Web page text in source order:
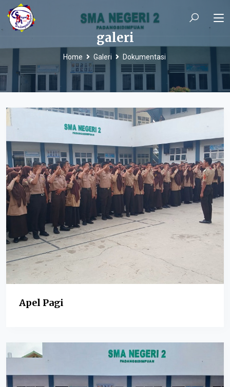
galeri
Home Galeri Dokumentasi
Apel Pagi